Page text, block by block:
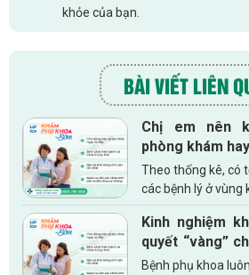
khỏe của bạn.
BÀI VIẾT LIÊN
Chị em nên
phòng khám
Theo thống kê, có
các bệnh lý ở vùng
Các bệnh phụ
khó chịu mà còn
hiếm...
Kinh nghiệm
quyết “vàng”
biết
Bệnh phụ khoa